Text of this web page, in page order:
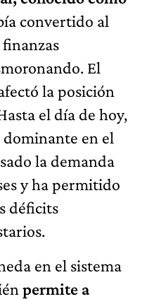
convertido al
El
la posición
el día de hoy,
dominante en el
la demanda
y ha permitido
déficits
en el sistema
permite a